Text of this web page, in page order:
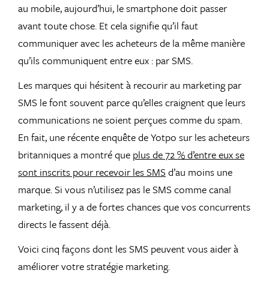
au mobile, aujourd’hui, le smartphone doit passer
avant toute chose. Et cela signifie qu’il faut
communiquer avec les acheteurs de la même manière
qu’ils communiquent entre eux : par SMS.
Les marques qui hésitent à recourir au marketing par
SMS le font souvent parce qu’elles craignent que leurs
communications ne soient perçues comme du spam.
En fait, une récente enquête de Yotpo sur les acheteurs
britanniques a montré que plus de 72 % d’entre eux se
sont inscrits pour recevoir les SMS d’au moins une
marque. Si vous n’utilisez pas le SMS comme canal
marketing, il y a de fortes chances que vos concurrents
directs le fassent déjà.
Voici cinq façons dont les SMS peuvent vous aider à
améliorer votre stratégie marketing.